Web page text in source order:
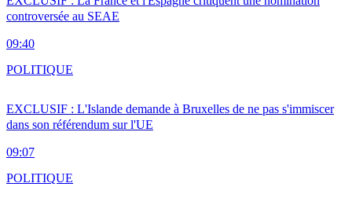
controversée au SEAE
09:40
EXCLUSIF : L'Islande demande à Bruxelles de ne pas s'immiscer
dans son référendum sur l'UE
09:07
POLITIQUE
POLITIQUE